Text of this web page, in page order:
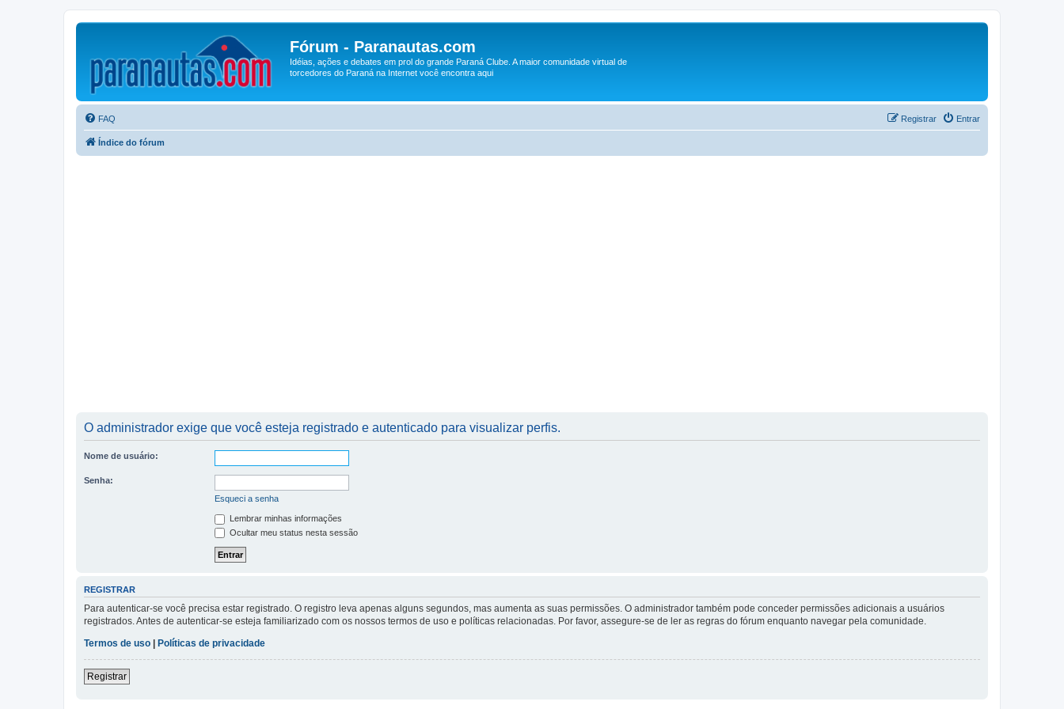
Fórum - Paranautas.com
Idéias, ações e debates em prol do grande Paraná Clube. A maior comunidade virtual de
torcedores do Paraná na Internet você encontra aqui
FAQ Entrar
Registrar
Índice do fórum
O administrador exige que você esteja registrado e autenticado para visualizar perfis.
Nome de usuário:
Senha:
Esqueci a senha
Lembrar minhas informações
Ocultar meu status nesta sessão
REGISTRAR
Para autenticar-se você precisa estar registrado. O registro leva apenas alguns segundos, mas aumenta as suas permissões. O administrador também pode conceder permissões adicionais a usuários
registrados. Antes de autenticar-se esteja familiarizado com os nossos termos de uso e políticas relacionadas. Por favor, assegure-se de ler as regras do fórum enquanto navegar pela comunidade.
Termos de uso | Políticas de privacidade
Registrar